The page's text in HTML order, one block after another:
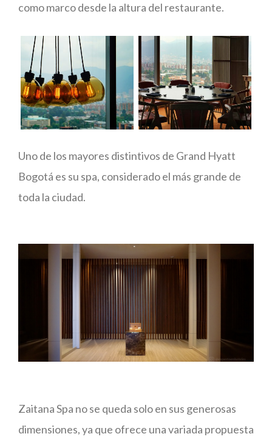
como marco desde la altura del restaurante.
Uno de los mayores distintivos de Grand Hyatt
Bogotá es su spa, considerado el más grande de
toda la ciudad.
Zaitana Spa no se queda solo en sus generosas
dimensiones, ya que ofrece una variada propuesta